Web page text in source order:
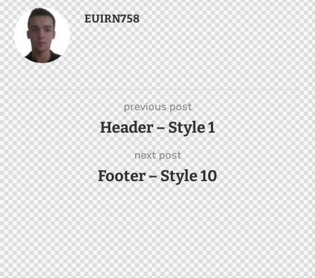
EUIRN758
previous post
Header – Style 1
next post
Footer – Style 10